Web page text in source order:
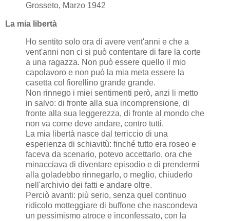
Grosseto, Marzo 1942
La mia libertà
Ho sentito solo ora di avere vent'anni e che a
vent'anni non ci si può contentare di fare la corte
a una ragazza. Non può essere quello il mio
capolavoro e non può la mia meta essere la
casetta col fiorellino grande grande.
Non rinnego i miei sentimenti però, anzi li metto
in salvo: di fronte alla sua incomprensione, di
fronte alla sua leggerezza, di fronte al mondo che
non va come deve andare, contro tutti.
La mia libertà nasce dal terriccio di una
esperienza di schiavitù: finché tutto era roseo e
faceva da scenario, potevo accettarlo, ora che
minacciava di diventare episodio e di prendermi
alla goladebbo rinnegarlo, o meglio, chiuderlo
nell'archivio dei fatti e andare oltre.
Perciò avanti: più serio, senza quel continuo
ridicolo motteggiare di buffone che nascondeva
un pessimismo atroce e inconfessato, con la